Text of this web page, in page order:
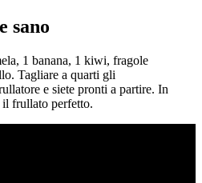
sano
1 banana, 1 kiwi, fragole
Tagliare a quarti gli
e siete pronti a partire. In
il frullato perfetto.